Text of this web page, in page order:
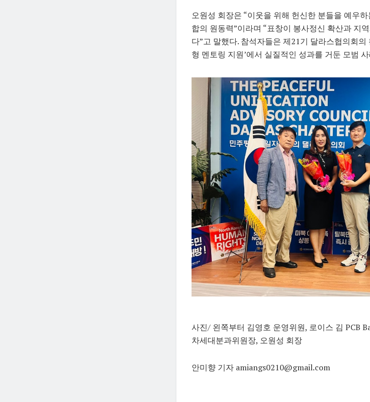
오원성 회장은 “이웃을 위해 헌신한 분들을 예우
합의 원동력”이라며 “표창이 봉사정신 확산과 지
다”고 말했다. 참석자들은 제21기 달라스협의회의
형 멘토링 지원’에서 실질적인 성과를 거둔 모범
사진/ 왼쪽부터 김영호 운영위원, 로이스 김 PCB
차세대분과위원장, 오원성 회장
안미향 기자 amiangs0210@gmail.com